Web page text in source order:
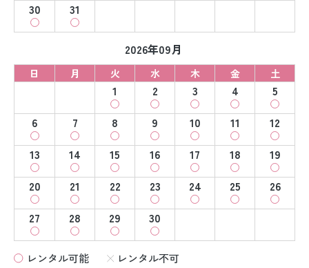
30
31
2026年09月
日 月 火 水 木 金 土
1 2 3 4
5
6
7 8 9 10 11
12
13
14 15 16 17 18
19
20
21 22 23 24 25
26
27
28 29 30
レンタル可能 レンタル不可